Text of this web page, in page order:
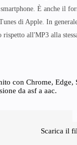
È anche il
di Apple. In
rispetto all'MP3 alla
con Chrome, Edge,
da asf a aac.
Scarica il